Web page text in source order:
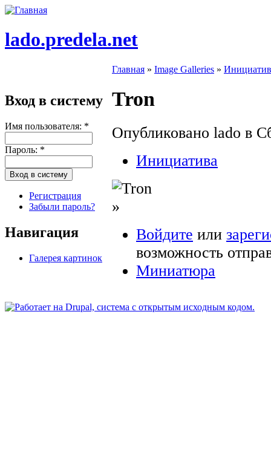
lado.predela.net
Вход в систему
Имя пользователя: *
Пароль: *
Регистрация
Забыли пароль?
Навигация
Галерея картинок
Главная » Image Galleries »
Tron
Опубликовано lado в
Инициатива
»
Войдите или
возможность
Миниатюра